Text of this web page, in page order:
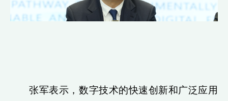
张军表示，数字技术的快速创新和广泛应用